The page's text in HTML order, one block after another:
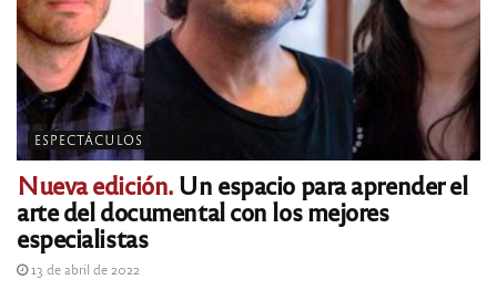
ESPECTÁCULOS
Nueva edición.Un espacio para aprender el
arte del documental con los mejores
especialistas
13 de abril de 2022